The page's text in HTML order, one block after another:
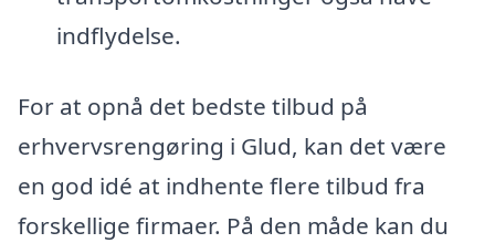
indflydelse.
For at opnå det bedste tilbud på
erhvervsrengøring i Glud, kan det være
en god idé at indhente flere tilbud fra
forskellige firmaer. På den måde kan du